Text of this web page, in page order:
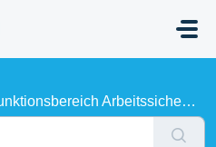
gehen
Arbeitssicherheit)